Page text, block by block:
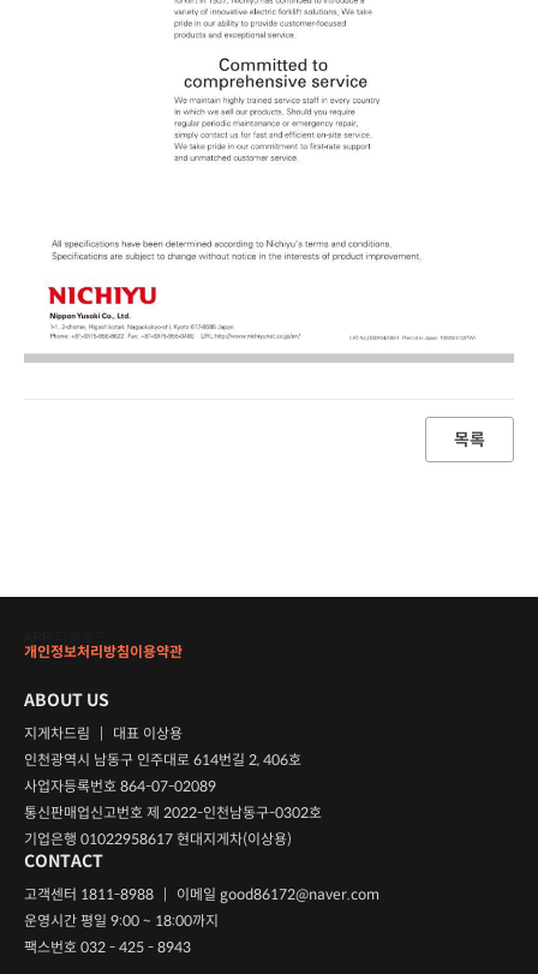
목록
개인정보처리방침이용약관
ABOUT US
지게차드림
대표 이상용
인천광역시 남동구 인주대로 614번길 2, 406호
사업자등록번호 864-07-02089
통신판매업신고번호 제 2022-인천남동구-0302호
기업은행 01022958617 현대지게차(이상용)
CONTACT
고객센터 1811-8988 이메일 good86172@naver.com
운영시간 평일 9:00 ~ 18:00까지
팩스번호 032 - 425 - 8943